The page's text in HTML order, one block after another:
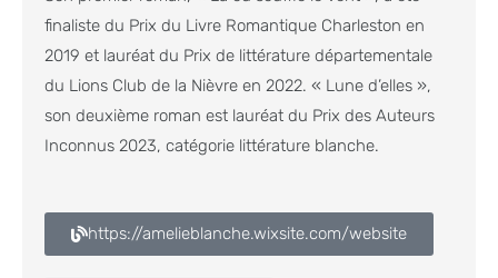
finaliste du Prix du Livre Romantique Charleston en
2019 et lauréat du Prix de littérature départementale
du Lions Club de la Nièvre en 2022. « Lune d’elles »,
son deuxième roman est lauréat du Prix des Auteurs
Inconnus 2023, catégorie littérature blanche.
https://amelieblanche.wixsite.com/website